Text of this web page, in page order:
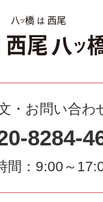
・お問い合わ
8284-
間：9:00～